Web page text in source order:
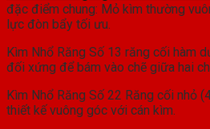
đặc điểm chung: Mỏ kìm thường
lực đòn bẩy tối ưu.
Kìm Nhổ Răng Số 13 răng cối hàm
đối xứng để bám vào chẽ giữa hai
Kìm Nhổ Răng Số 22 Răng cối nhỏ
thiết kế vuông góc với cán kìm.